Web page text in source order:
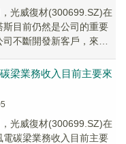
，光威復材(300699.SZ)在
目前仍然是公司的重要
不斷開發新客戶，來自
梁業務收入目前主要來
，光威復材(300699.SZ)在
碳梁業務收入目前主要